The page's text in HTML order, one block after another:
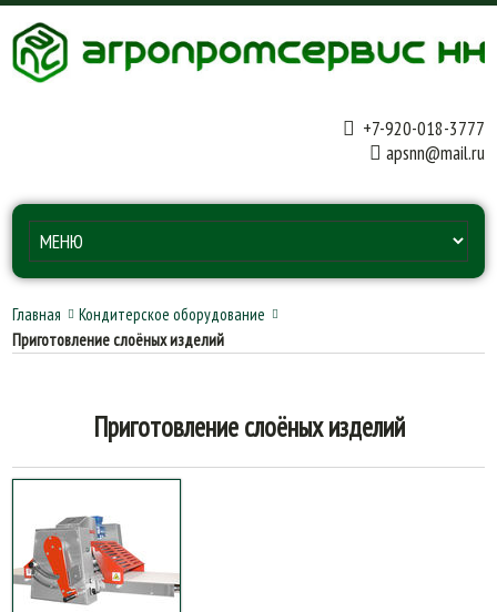
+7-920-018-3777
apsnn@mail.ru
Главная
Кондитерское оборудование
Приготовление слоёных изделий
Приготовление слоёных изделий